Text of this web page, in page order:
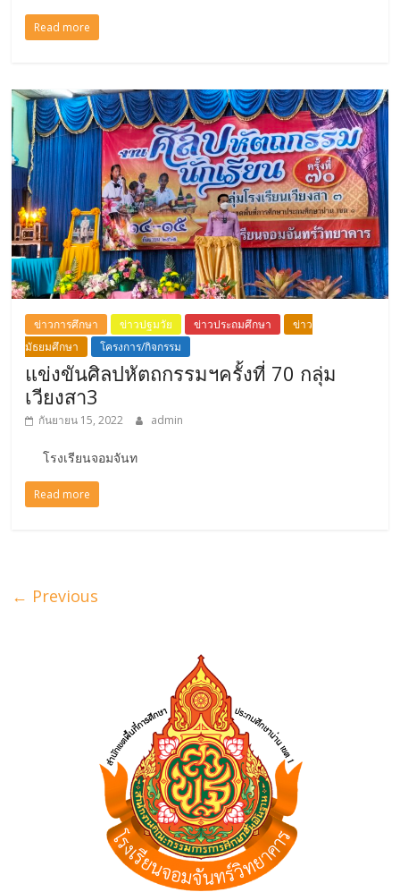
Read more
ข่าวการศึกษา ข่าวปฐมวัย ข่าวประถมศึกษา
ข่าว
มัธยมศึกษา
โครงการ/กิจกรรม
แข่งขันศิลปหัตถกรรมฯครั้งที่ 70 กลุ่ม
เวียงสา3
กันยายน 15, 2022 admin
โรงเรียนจอมจันท
Read more
← Previous